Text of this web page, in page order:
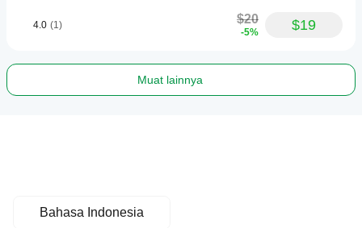
4.0 (1) $20
-5% $19
Muat lainnya
Bahasa Indonesia